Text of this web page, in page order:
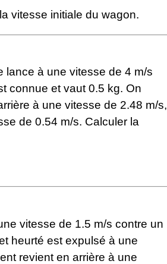
vitesse initiale du wagon.
lance à une vitesse de 4 m/s
connue et vaut 0.5 kg. On
à une vitesse de 2.48 m/s,
de 0.54 m/s. Calculer la
vitesse de 1.5 m/s contre un
heurté est expulsé à une
revient en arrière à une